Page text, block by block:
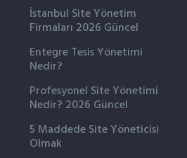
İstanbul Site Yönetim
Firmaları 2026 Güncel
Entegre Tesis Yönetimi
Nedir?
Profesyonel Site Yönetimi
Nedir? 2026 Güncel
5 Maddede Site Yöneticisi
Olmak